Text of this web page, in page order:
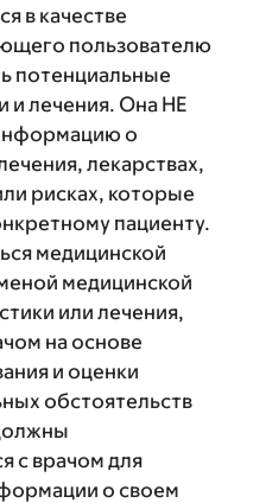
в качестве
пользователю
потенциальные
и лечения. Она НЕ
о
лекарствах,
рисках, которые
пациенту.
медицинской
медицинской
или лечения,
на основе
и оценки
обстоятельств
с врачом для
о своем